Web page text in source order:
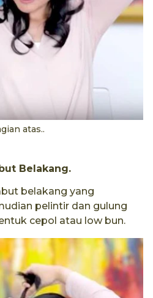
atas..
Belakang.
belakang yang
pelintir dan gulung
cepol atau low bun.